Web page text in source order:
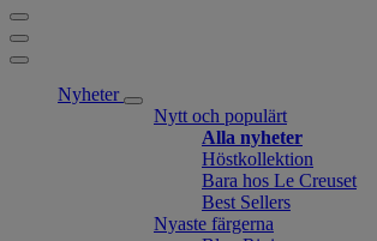
Nyheter
Nytt och populärt
Alla nyheter
Höstkollektion
Bara hos Le Creuset
Best Sellers
Nyaste färgerna